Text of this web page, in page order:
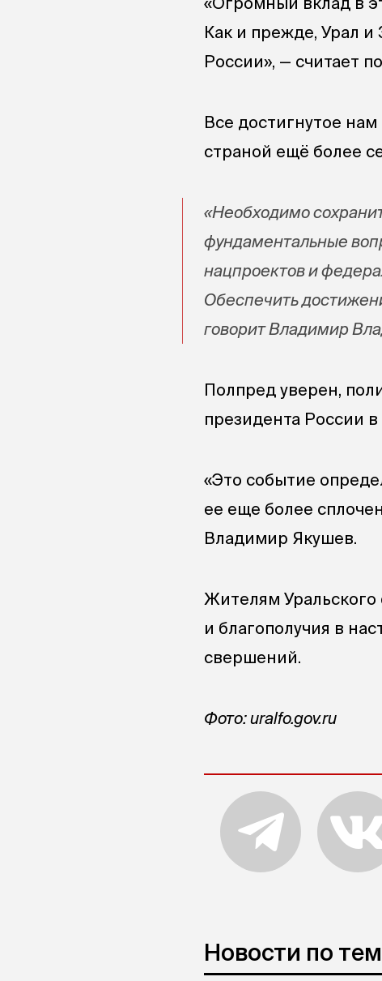
Как и прежде, Урал
России», — считает
Все достигнутое
страной ещё более
«Необходимо
фундаментальные
нацпроектов и
Обеспечить
говорит Владимир
Полпред уверен,
президента России
«Это событие
ее еще более
Владимир Якушев.
Жителям Уральского
и благополучия в
свершений.
Фото: uralfo.gov.ru
Новости по